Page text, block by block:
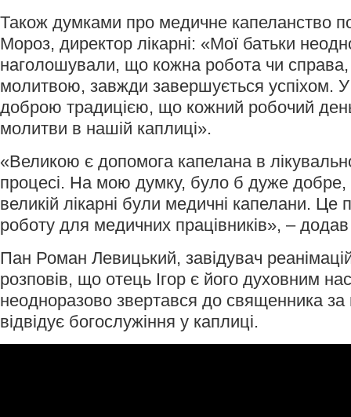
Також думками про медичне капеланство
Мороз, директор лікарні: «Мої батьки
наголошували, що кожна робота чи справа,
молитвою, завжди завершується успіхом. У
доброю традицією, що кожний робочий
молитви в нашій каплиці».
«Великою є допомога капелана в
процесі. На мою думку, було б дуже добре,
великій лікарні були медичні капелани. Це
роботу для медичних працівників», – додав
Пан Роман Левицький, завідувач
розповів, що отець Ігор є його духовним
неодноразово звертався до священника
відвідує богослужіння у каплиці.